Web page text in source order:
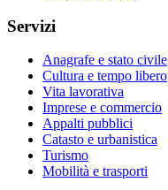
Servizi
Anagrafe e stato civile
Cultura e tempo libero
Vita lavorativa
Imprese e commercio
Appalti pubblici
Catasto e urbanistica
Turismo
Mobilità e trasporti